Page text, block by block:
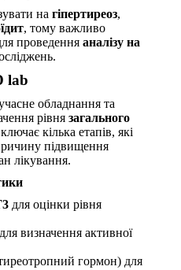
на гіпертиреоз,
, тому важливо
проведення аналізу на
lab
обладнання та
рівня загального
кілька етапів, які
підвищення
лікування.
для оцінки рівня
для визначення активної
гормон) для